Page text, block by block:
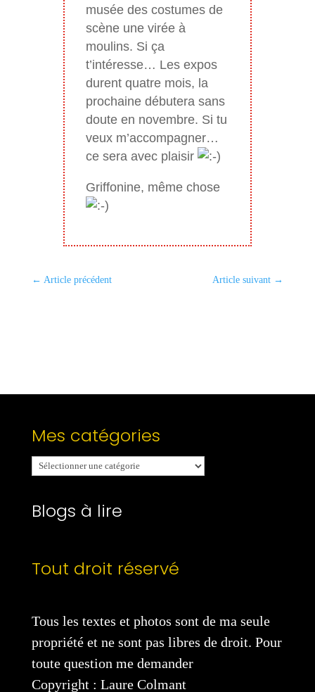
musée des costumes de
scène une virée à
moulins. Si ça
t’intéresse… Les expos
durent quatre mois, la
prochaine débutera sans
doute en novembre. Si tu
veux m’accompagner…
ce sera avec plaisir
Griffonine, même chose
← Article précédent Article suivant →
Mes catégories
Mes
catégories
Blogs à lire
Tout droit réservé
Tous les textes et photos sont de ma seule
propriété et ne sont pas libres de droit. Pour
toute question me demander
Copyright : Laure Colmant